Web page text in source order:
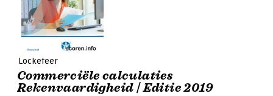
Lockefeer
Commerciële calculaties
Rekenvaardigheid | Editie 2019